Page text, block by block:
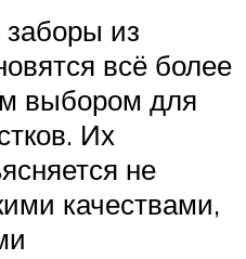
из
всё более
выбором для
Их
не
качествами,